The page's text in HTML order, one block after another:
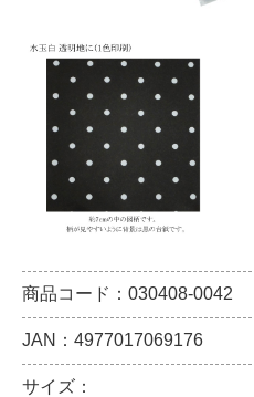
商品コード：030408-0042
JAN：4977017069176
サイズ：